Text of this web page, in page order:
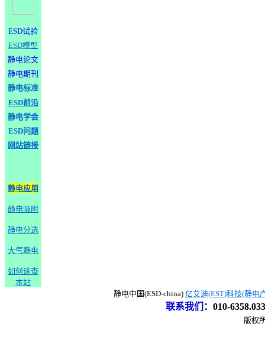
ESD试验
ESD模型
静电论文
静电期刊
静电标准
ESD前沿
静电学会
ESD问题
网站链接
静电应用
静电吸附
静电分选
大气静电
如何速查
本站
静电中国(ESD-china) 亿艾迪(EST)科技(静电
联系我们 ： 010-
版权